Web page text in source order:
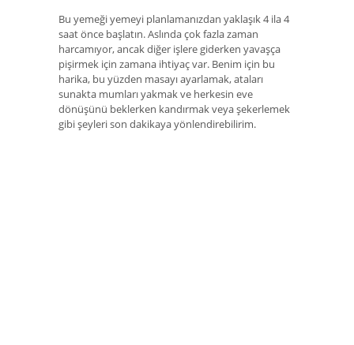
Bu yemeği yemeyi planlamanızdan yaklaşık 4 ila 4
saat önce başlatın. Aslında çok fazla zaman
harcamıyor, ancak diğer işlere giderken yavaşça
pişirmek için zamana ihtiyaç var. Benim için bu
harika, bu yüzden masayı ayarlamak, ataları
sunakta mumları yakmak ve herkesin eve
dönüşünü beklerken kandırmak veya şekerlemek
gibi şeyleri son dakikaya yönlendirebilirim.